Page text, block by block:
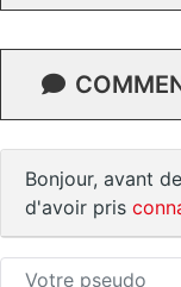
Bonjour, avant
d'avoir pris